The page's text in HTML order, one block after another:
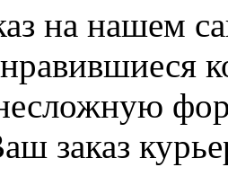
на нашем
заказ